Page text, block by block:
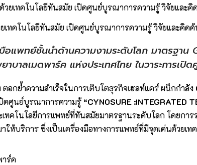
เทคโนโลยีทันสมัย เปิดศูนย์บูรณาการความรู้ วิจัยและคิด
มือแพทย์ชั้นนำด้านความงามระดับโลก มาตรฐ
บาลเมดพาร์ค แห่งประเทศไทย ในวาระการเปิ
กย้ำความสำเร็จในการเติบโตธุรกิจเฮลท์แคร์ ผนึกกำลัง
ดศูนย์บูรณาการความรู้ “CYNOSURE :INTEGRATED
คโนโลยีการแพทย์ที่ทันสมัยมาตรฐานระดับโลก โดยก
าให้บริการ ซึ่งเป็นเครื่องมือทางการแพทย์ที่มีจุดเด่นด้วย
ร์ค